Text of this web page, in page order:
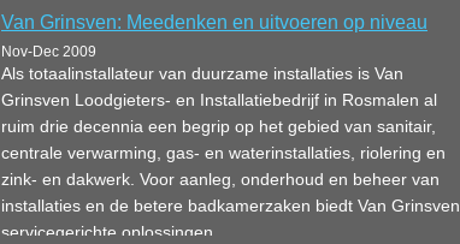
Van Grinsven: Meedenken en uitvoeren op niveau
Nov-Dec 2009
Als totaalinstallateur van duurzame installaties is Van
Grinsven Loodgieters- en Installatiebedrijf in Rosmalen al
ruim drie decennia een begrip op het gebied van sanitair,
centrale verwarming, gas- en waterinstallaties, riolering en
zink- en dakwerk. Voor aanleg, onderhoud en beheer van
installaties en de betere badkamerzaken biedt Van Grinsven
servicegerichte oplossingen.